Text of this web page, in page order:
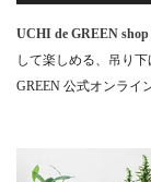
UCHI de GREEN shop
して楽しめる、吊り
GREEN 公式オンライ